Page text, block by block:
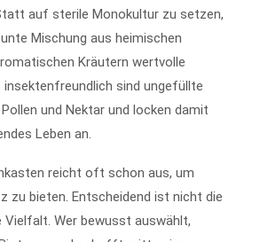
auf sterile Monokultur zu setzen,
Mischung aus heimischen
Kräutern wertvolle
sind ungefüllte
und Nektar und locken damit
Leben an.
reicht oft schon aus, um
zu bieten. Entscheidend ist nicht die
Vielfalt. Wer bewusst auswählt,